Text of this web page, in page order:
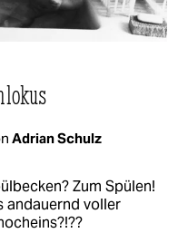
Adrian Schulz
Zum Spülen!
andauernd voller